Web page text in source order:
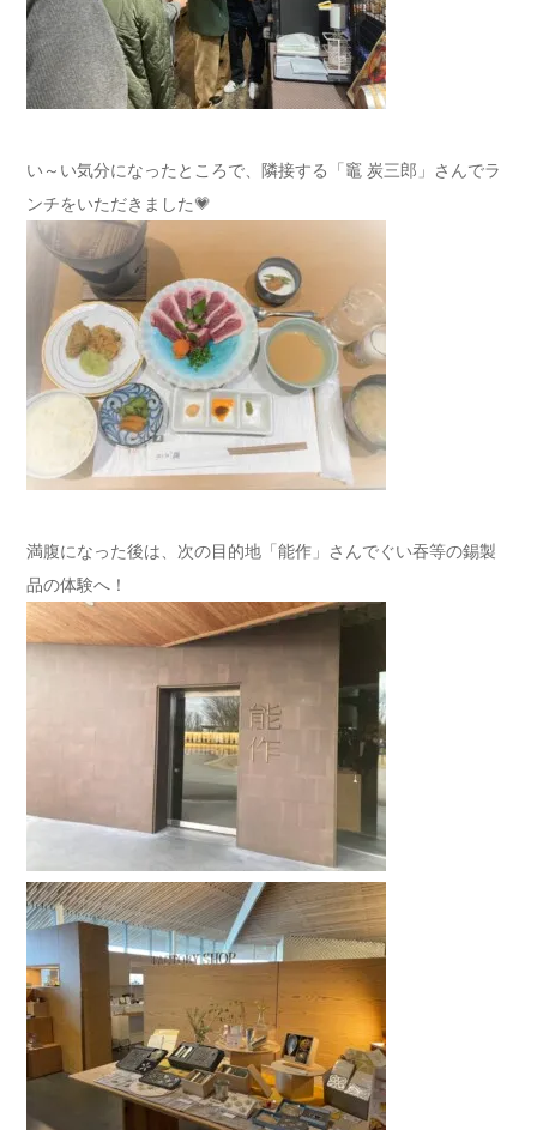
い～い気分になったところで、隣接する「竈 炭三郎」さんでラ
ンチをいただきました💗
満腹になった後は、次の目的地「能作」さんでぐい吞等の錫製
品の体験へ！